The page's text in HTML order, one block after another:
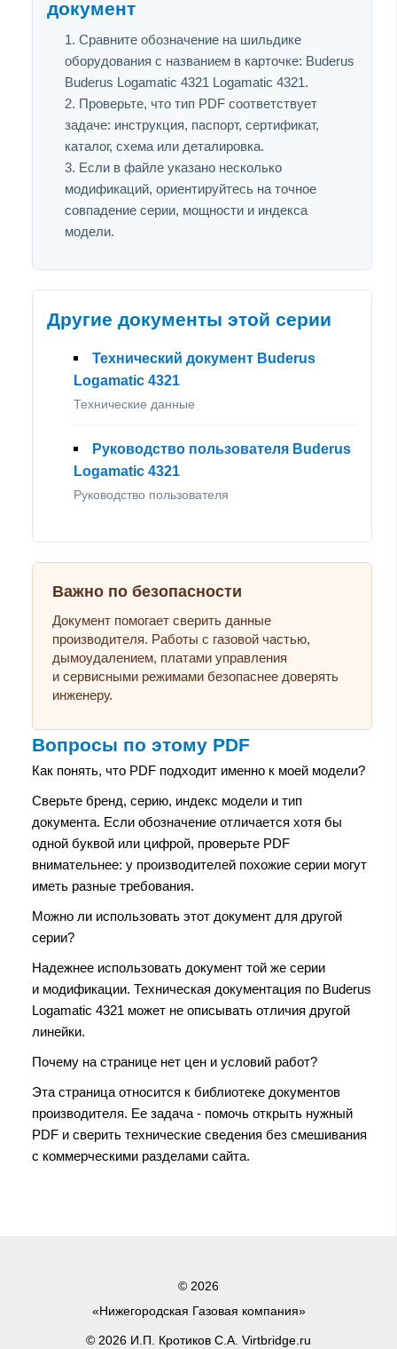
документ
Сравните обозначение на шильдике
оборудования с названием в карточке: Buderus
Buderus Logamatic 4321 Logamatic 4321.
Проверьте, что тип PDF соответствует
задаче: инструкция, паспорт, сертификат,
каталог, схема или деталировка.
Если в файле указано несколько
модификаций, ориентируйтесь на точное
совпадение серии, мощности и индекса
модели.
Другие документы этой серии
Технический документ Buderus
Logamatic 4321
Технические данные
Руководство пользователя Buderus
Logamatic 4321
Руководство пользователя
Важно по безопасности
Документ помогает сверить данные
производителя. Работы с газовой частью,
дымоудалением, платами управления
и сервисными режимами безопаснее доверять
инженеру.
Вопросы по этому PDF
Как понять, что PDF подходит именно к моей модели?
Сверьте бренд, серию, индекс модели и тип
документа. Если обозначение отличается хотя бы
одной буквой или цифрой, проверьте PDF
внимательнее: у производителей похожие серии могут
иметь разные требования.
Можно ли использовать этот документ для другой
серии?
Надежнее использовать документ той же серии
и модификации. Техническая документация по Buderus
Logamatic 4321 может не описывать отличия другой
линейки.
Почему на странице нет цен и условий работ?
Эта страница относится к библиотеке документов
производителя. Ее задача - помочь открыть нужный
PDF и сверить технические сведения без смешивания
с коммерческими разделами сайта.
© 2026
«Нижегородская Газовая компания»
© 2026 И.П. Кротиков С.А. Virtbridge.ru